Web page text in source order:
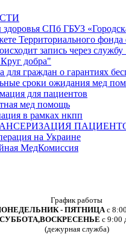
СПб ГБУЗ
Территориального фонда
запись через службу
добра"
для граждан о гарантиях
сроки ожидания мед
для пациентов
мед помощь
в рамках нкпп
на Украине
МедКомиссия
График работы
- ПЯТНИЦА с
СУББОТА,ВОСКРЕСЕНЬЕ с 9:00
(дежурная служба)